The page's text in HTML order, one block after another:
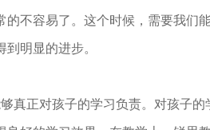
不容易了。这个时候，需要我们
明显的进步。
正对孩子的学习负责。对孩子的